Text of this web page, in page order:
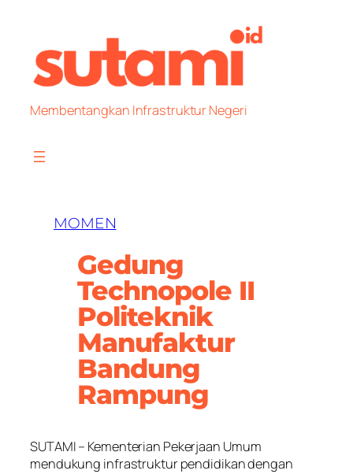
content
Membentangkan Infrastruktur Negeri
MOMEN
Gedung
Technopole II
Politeknik
Manufaktur
Bandung
Rampung
SUTAMI – Kementerian Pekerjaan Umum
mendukung infrastruktur pendidikan dengan